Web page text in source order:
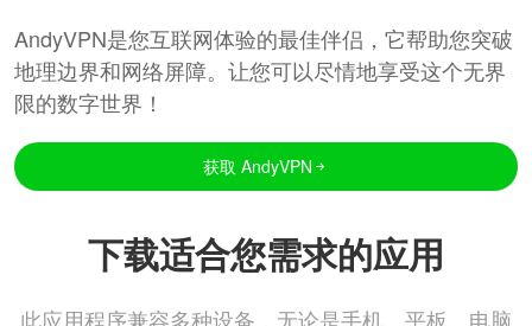
AndyVPN是您互联网体验的最佳伴侣，它帮助您突破
地理边界和网络屏障。让您可以尽情地享受这个无界
限的数字世界！
获取 AndyVPN
下载适合您需求的应用
此应用程序兼容多种设备，无论是手机、平板、电脑